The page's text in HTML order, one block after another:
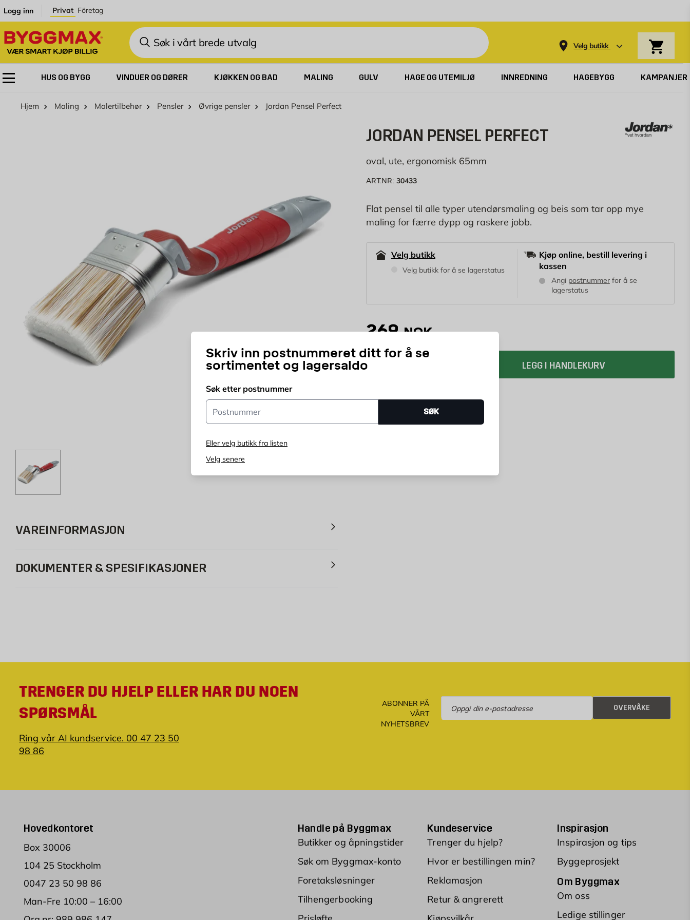
Logg inn Privat Företag
Søk
Velg butikk
Skriv inn postnummeret ditt for å se
sortimentet og lagersaldo
Søk etter postnummer
Postnummer
SØK
Eller velg butikk fra listen
Velg senere
HUS OG BYGG VINDUER OG DØRER KJØKKEN OG BAD MALING GULV HAGE OG UTEMILJØ INNREDNING HAGEBYGG KAMPANJER
Hjem Maling Malertilbehør Pensler Øvrige pensler Jordan Pensel Perfect
VAREINFORMASJON
DOKUMENTER & SPESIFIKASJONER
JORDAN PENSEL PERFECT
oval, ute, ergonomisk 65mm
ART.NR: 30433
Flat pensel til alle typer utendørsmaling og beis som tar opp mye
maling for færre dypp og raskere jobb.
Velg butikk
Velg butikk for å se lagerstatus
Kjøp online, bestill levering i
kassen
Angi postnummerfor å se
lagerstatus
269 NOK
LEGG I HANDLEKURV
TRENGER DU HJELP ELLER HAR DU NOEN
SPØRSMÅL
Ring vår AI kundservice. 00 47 23 50
98 86
ABONNER PÅ
VÅRT
NYHETSBREV
OVERVÅKE
Hovedkontoret
Box 30006
104 25 Stockholm
0047 23 50 98 86
Man-Fre 10:00 – 16:00
Handle på Byggmax
Butikker og åpningstider
Søk om Byggmax-konto
Foretaksløsninger
Tilhengerbooking
Kundeservice
Trenger du hjelp?
Hvor er bestillingen min?
Reklamasjon
Retur & angrerett
Inspirasjon
Inspirasjon og tips
Byggeprosjekt
Om Byggmax
Om oss
Ledige stillinger